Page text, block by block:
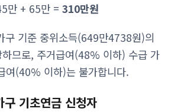
만 + 65만 = 310만원
구 기준 중위소득(649만4738원)의
므로, 주거급여(48% 이하) 수급 가
여(40% 이하)는 불가합니다.
기초연금 신청자